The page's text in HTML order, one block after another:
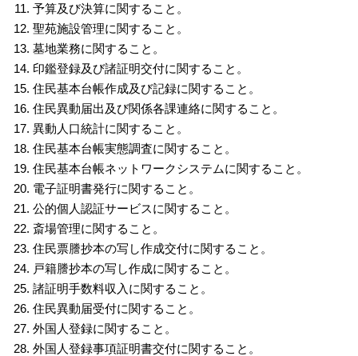
予算及び決算に関すること。
聖苑施設管理に関すること。
墓地業務に関すること。
印鑑登録及び諸証明交付に関すること。
住民基本台帳作成及び記録に関すること。
住民異動届出及び関係各課連絡に関すること。
異動人口統計に関すること。
住民基本台帳実態調査に関すること。
住民基本台帳ネットワークシステムに関すること。
電子証明書発行に関すること。
公的個人認証サービスに関すること。
斎場管理に関すること。
住民票謄抄本の写し作成交付に関すること。
戸籍謄抄本の写し作成に関すること。
諸証明手数料収入に関すること。
住民異動届受付に関すること。
外国人登録に関すること。
外国人登録事項証明書交付に関すること。